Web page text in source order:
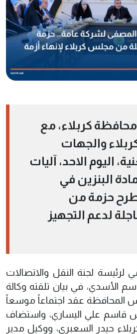
كربلاء، مع
والجهات
اليوم الاحد، آليات
البنزين في
حزمة من
لدعم التجهيز
لرئيسة لجنة النقل والاتصالات
الأسدي، في بيان تلقته وكالة
المحافظة عقد اجتماعاً موسعاً
قاسم علي اليساري، واستضاف
حيدر السعبري، ووكيل مدير